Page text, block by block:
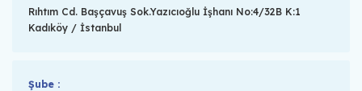
Rıhtım Cd. Başçavuş Sok.Yazıcıoğlu İşhanı No:4/32B K:1
Kadıköy / İstanbul
Şube :